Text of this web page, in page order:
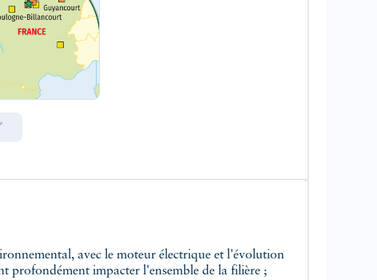
avec le moteur électrique et l'évolution
profondément impacter l'ensemble de la filière ;